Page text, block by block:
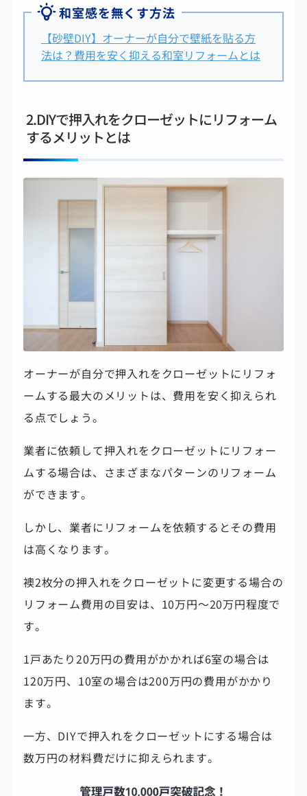
和室感を無くす方法
【砂壁DIY】オーナーが自分で壁紙を貼る方
法は？費用を安く抑える和室リフォームとは
2.DIYで押入れをクローゼットにリフォーム
するメリットとは
オーナーが自分で押入れをクローゼットにリフォ
ームする最大のメリットは、 費用を安く抑えられ
る点でしょう。
業者に依頼して押入れをクローゼットにリフォー
ムする場合は、さまざまなパターンのリフォーム
ができます。
しかし、業者にリフォームを依頼するとその費用
は高くなります。
襖2枚分の押入れをクローゼットに変更する場合の
リフォーム費用の目安は、 10万円～20万円程度で
す。
1戸あたり20万円の費用がかかれば6室の場合は
120万円、 10室の場合は200万円の費用がかかり
ます。
一方、DIYで押入れをクローゼットにする場合は
数万円の材料費だけに抑えられます。